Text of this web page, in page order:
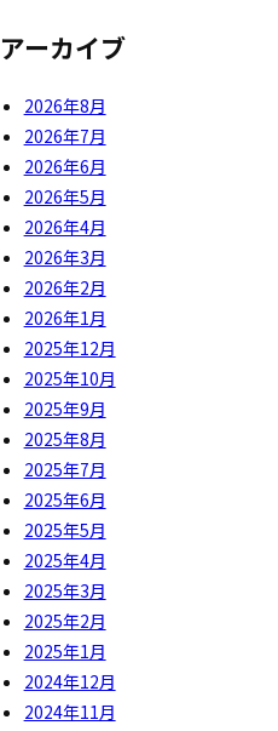
アーカイブ
2026年8月
2026年7月
2026年6月
2026年5月
2026年4月
2026年3月
2026年2月
2026年1月
2025年12月
2025年10月
2025年9月
2025年8月
2025年7月
2025年6月
2025年5月
2025年4月
2025年3月
2025年2月
2025年1月
2024年12月
2024年11月